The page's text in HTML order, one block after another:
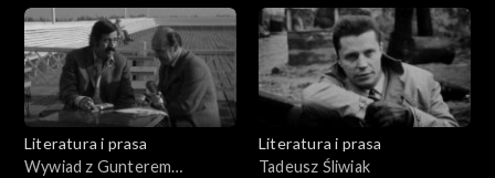
Literatura i prasa
Wywiad z Gunterem
Literatura i prasa
Tadeusz Śliwiak